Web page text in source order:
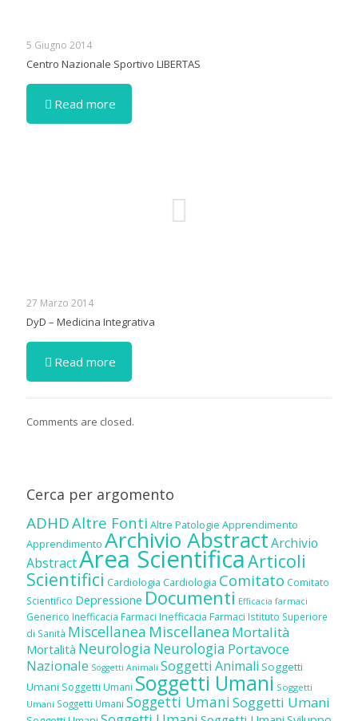
5 Giugno 2014
Centro Nazionale Sportivo LIBERTAS
Read more
27 Marzo 2014
DyD – Medicina Integrativa
Read more
Comments are closed.
Cerca per argomento
ADHDAltre Fonti Altre Patologie Apprendimento
Apprendimento Archivio AbstractArchivio
AbstractArea ScientificaArticoli
Scientifici Cardiologia Cardiologia Comitato Comitato
Scientifico Depressione Documenti Efficacia farmaci
Generico Inefficacia Farmaci Inefficacia Farmaci Istituto Superiore
di Sanità Miscellanea Miscellanea Mortalità
Mortalità Neurologia Neurologia Portavoce
Nazionale Soggetti Animali Soggetti Animali Soggetti
Umani Soggetti Umani Soggetti Umani Soggetti
Umani Soggetti Umani Soggetti UmaniSoggetti Umani